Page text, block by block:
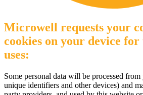
Microwell requests your
cookies on your device
uses:
Some personal data will be processed
unique identifiers and other devices) and